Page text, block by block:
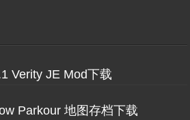
Verity JE Mod下载
Parkour 地图存档下载